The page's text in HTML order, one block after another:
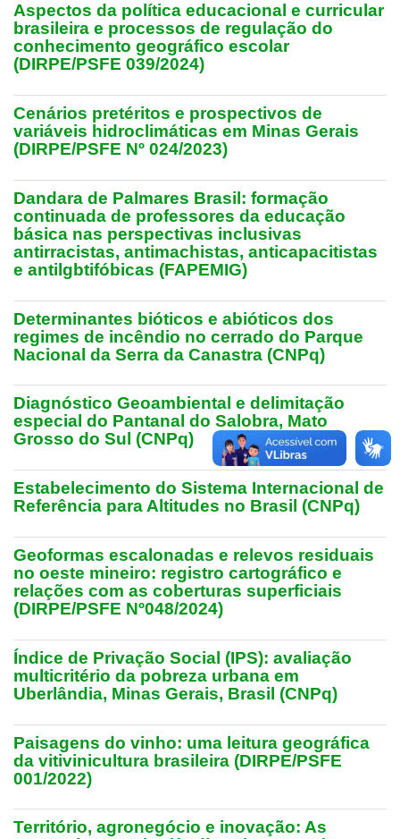
Aspectos da política educacional e curricular
brasileira e processos de regulação do
conhecimento geográfico escolar
(DIRPE/PSFE 039/2024)
Cenários pretéritos e prospectivos de
variáveis hidroclimáticas em Minas Gerais
(DIRPE/PSFE Nº 024/2023)
Dandara de Palmares Brasil: formação
continuada de professores da educação
básica nas perspectivas inclusivas
antirracistas, antimachistas, anticapacitistas
e antilgbtifóbicas (FAPEMIG)
Determinantes bióticos e abióticos dos
regimes de incêndio no cerrado do Parque
Nacional da Serra da Canastra (CNPq)
Diagnóstico Geoambiental e delimitação
especial do Pantanal do Salobra, Mato
Grosso do Sul (CNPq)
Estabelecimento do Sistema Internacional de
Referência para Altitudes no Brasil (CNPq)
Geoformas escalonadas e relevos residuais
no oeste mineiro: registro cartográfico e
relações com as coberturas superficiais
(DIRPE/PSFE Nº048/2024)
Índice de Privação Social (IPS): avaliação
multicritério da pobreza urbana em
Uberlândia, Minas Gerais, Brasil (CNPq)
Paisagens do vinho: uma leitura geográfica
da vitivinicultura brasileira (DIRPE/PSFE
001/2022)
Território, agronegócio e inovação: As